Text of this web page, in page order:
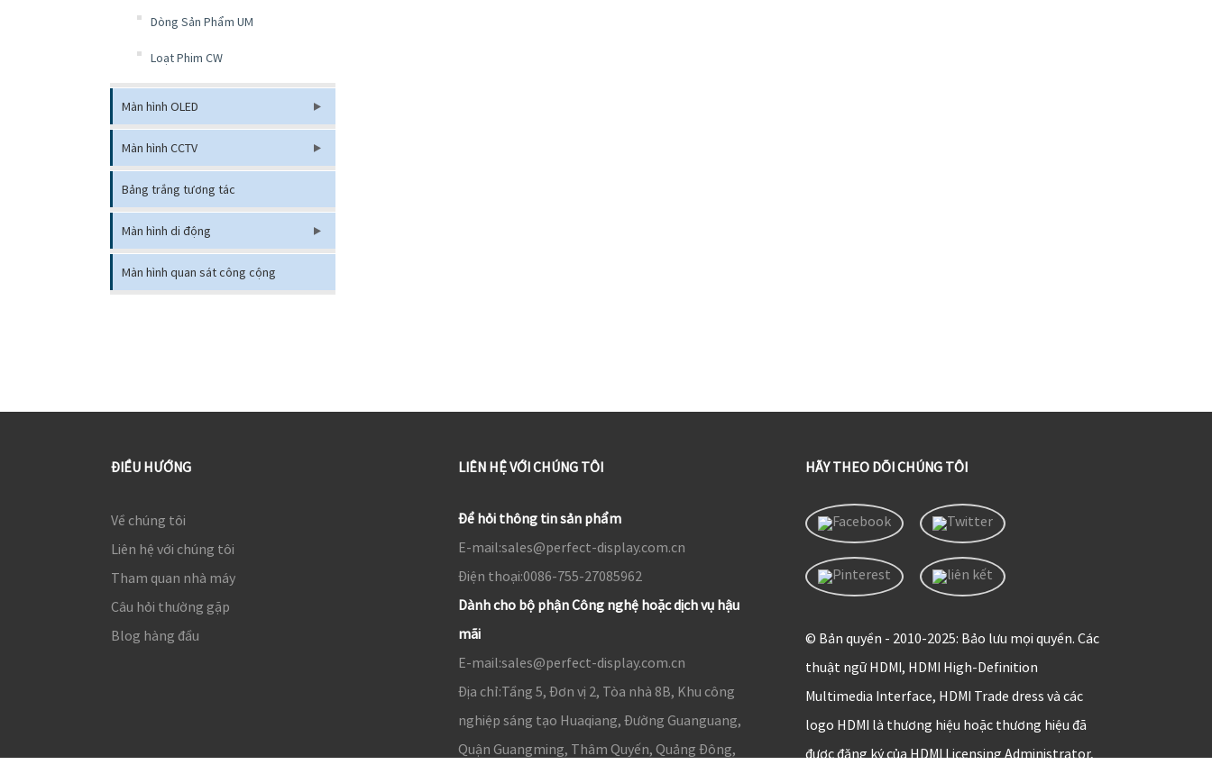
Dòng Sản Phẩm UM
Loạt Phim CW
Màn hình OLED
Màn hình CCTV
Bảng trắng tương tác
Màn hình di động
Màn hình quan sát công cộng
ĐIỀU HƯỚNG
Về chúng tôi
Liên hệ với chúng tôi
Tham quan nhà máy
Câu hỏi thường gặp
Blog hàng đầu
LIÊN HỆ VỚI CHÚNG TÔI
Để hỏi thông tin sản phẩm
E-mail:sales@perfect-display.com.cn
Điện thoại:0086-755-27085962
Dành cho bộ phận Công nghệ hoặc dịch vụ hậu
mãi
E-mail:sales@perfect-display.com.cn
Địa chỉ:Tầng 5, Đơn vị 2, Tòa nhà 8B, Khu công
nghiệp sáng tạo Huaqiang, Đường Guanguang,
Quận Guangming, Thâm Quyến, Quảng Đông,
HÃY THEO DÕI CHÚNG TÔI
© Bản quyền - 2010-2025: Bảo lưu mọi quyền. Các
thuật ngữ HDMI, HDMI High-Definition
Multimedia Interface, HDMI Trade dress và các
logo HDMI là thương hiệu hoặc thương hiệu đã
được đăng ký của HDMI Licensing Administrator,